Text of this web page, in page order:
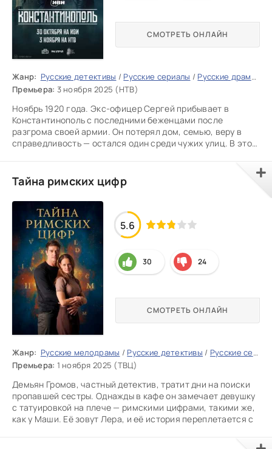
Жанр: Русские детективы / Русские сериалы / Русские драмы
Премьера: 3 ноября 2025 (НТВ)
Ноябрь 1920 года. Экс-офицер Сергей прибывает в
Константинополь с последними беженцами после
разгрома своей армии. Он потерял дом, семью, веру в
справедливость — остался один среди чужих улиц. В этом
СМОТРЕТЬ ОНЛАЙН
Тайна римских цифр
Жанр: Русские мелодрамы / Русские детективы / Русские сериалы
Премьера: 1 ноября 2025 (ТВЦ)
Демьян Громов, частный детектив, тратит дни на поиски
пропавшей сестры. Однажды в кафе он замечает девушку
с татуировкой на плече — римскими цифрами, такими же,
как у Маши. Её зовут Лера, и её история переплетается с
СМОТРЕТЬ ОНЛАЙН
5.6
30 24